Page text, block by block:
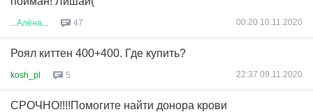
Алёна 47 00:20 10.11.2020
Роял киттен 400+400. Где купить?
kosh_pl 5 22:37 09.11.2020
СРОЧНО!!!!Помогите найти донора крови